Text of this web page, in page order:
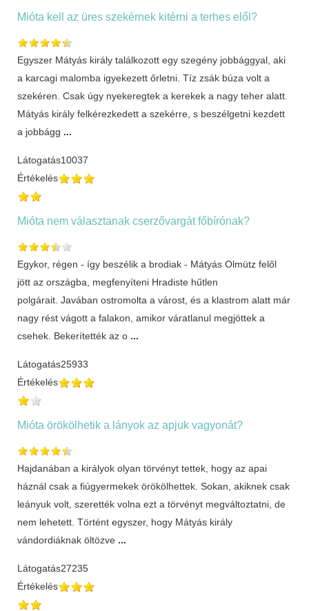
Mióta kell az üres szekérnek kitérni a terhes elől?
Egyszer Mátyás király találkozott egy szegény jobbággyal, aki
a karcagi malomba igyekezett őrletni. Tíz zsák búza volt a
szekéren. Csak úgy nyekeregtek a kerekek a nagy teher alatt.
Mátyás király felkérezkedett a szekérre, s beszélgetni kezdett
a jobbágg ...
Látogatás10037
Értékelés
Mióta nem választanak cserzővargát főbírónak?
Egykor, régen - így beszélik a brodiak - Mátyás Olmütz felől
jött az országba, megfenyíteni Hradiste hűtlen
polgárait. Javában ostromolta a várost, és a klastrom alatt már
nagy rést vágott a falakon, amikor váratlanul megjöttek a
csehek. Bekerítették az o ...
Látogatás25933
Értékelés
Mióta örökölhetik a lányok az apjuk vagyonát?
Hajdanában a királyok olyan törvényt tettek, hogy az apai
háznál csak a fiúgyermekek örökölhettek. Sokan, akiknek csak
leányuk volt, szerették volna ezt a törvényt megváltoztatni, de
nem lehetett. Történt egyszer, hogy Mátyás király
vándordiáknak öltözve ...
Látogatás27235
Értékelés